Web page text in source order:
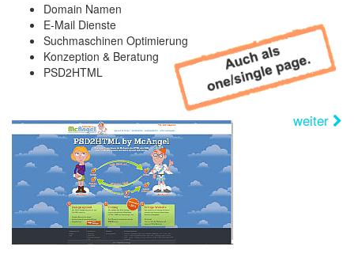
Domain Namen
E-Mail Dienste
Suchmaschinen Optimierung
Konzeption & Beratung
PSD2HTML
weiter